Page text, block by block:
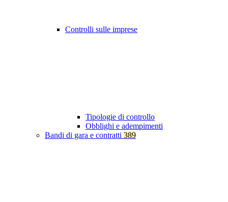
Controlli sulle imprese
Tipologie di controllo
Obblighi e adempimenti
Bandi di gara e contratti 389